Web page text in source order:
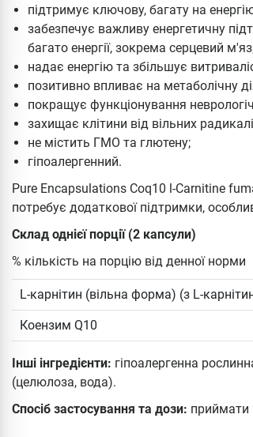
підтримує ключову, багату на
забезпечує важливу енергетичну
багато енергії, зокрема серцевий
надає енергію та збільшує
позитивно впливає на метаболічну
покращує функціонування
захищає клітини від вільних
не містить ГМО та глютену;
гіпоалергенний.
Pure Encapsulations Coq10 l-Carnitine
потребує додаткової підтримки,
Склад однієї порції (2 капсули)
% кількість на порцію від денної норми
L-карнітин (вільна форма) (з L-
Коензим Q10
Інші інгредієнти: гіпоалергенна
(целюлоза, вода).
Спосіб застосування та дози: приймати